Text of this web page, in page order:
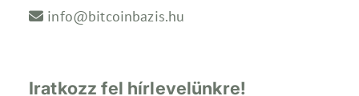
info@bitcoinbazis.hu
Iratkozz fel hírlevelünkre!